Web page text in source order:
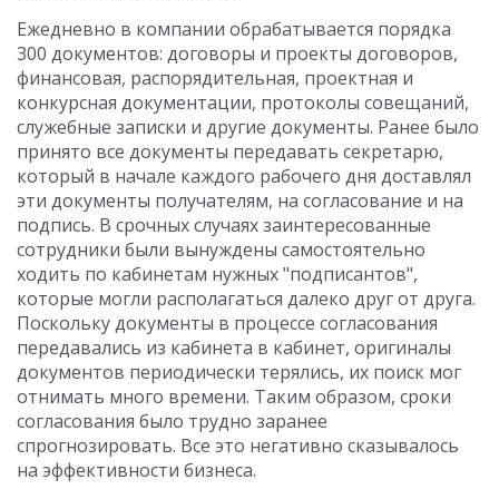
Ежедневно в компании обрабатывается порядка
300 документов: договоры и проекты договоров,
финансовая, распорядительная, проектная и
конкурсная документации, протоколы совещаний,
служебные записки и другие документы. Ранее было
принято все документы передавать секретарю,
который в начале каждого рабочего дня доставлял
эти документы получателям, на согласование и на
подпись. В срочных случаях заинтересованные
сотрудники были вынуждены самостоятельно
ходить по кабинетам нужных "подписантов",
которые могли располагаться далеко друг от друга.
Поскольку документы в процессе согласования
передавались из кабинета в кабинет, оригиналы
документов периодически терялись, их поиск мог
отнимать много времени. Таким образом, сроки
согласования было трудно заранее
спрогнозировать. Все это негативно сказывалось
на эффективности бизнеса.